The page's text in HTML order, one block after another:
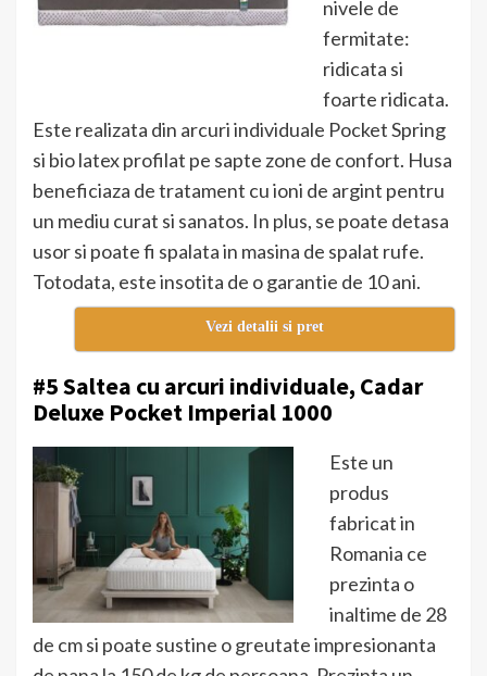
nivele de
fermitate:
ridicata si
foarte ridicata.
Este realizata din arcuri individuale Pocket Spring
si bio latex profilat pe sapte zone de confort. Husa
beneficiaza de tratament cu ioni de argint pentru
un mediu curat si sanatos. In plus, se poate detasa
usor si poate fi spalata in masina de spalat rufe.
Totodata, este insotita de o garantie de 10 ani.
Vezi detalii si pret
#5 Saltea cu arcuri individuale, Cadar
Deluxe Pocket Imperial 1000
Este un
produs
fabricat in
Romania ce
prezinta o
inaltime de 28
de cm si poate sustine o greutate impresionanta